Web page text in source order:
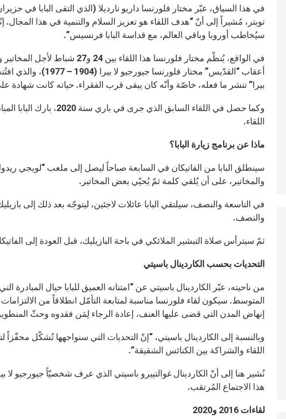
في هذا السياق، عبّر مختار فلورنسا داريو نارديلا (الذي التقى البابا في
تويتر، مُشيراً إلى أنّ “هدف اللقاء هو تعزيز السلام والتنمية في هذا المجال.
سيُخاطب أوروبا وباقي العالم، مع قداسة البابا فرنسيس”.
أعقاب “القدّيس” مختار
بيرا” تنشر ما فعله، خاصّة وأنّه كان يبقى قرب الفقراء. حياته كانت شهادة
وكما حصل في اللقاء السابق
اللقاء.
ماذا عن برنامج زيارة البابا؟
سينطلق البابا من الفاتيكان في السابعة صباحاً ليصل إلى ملعب “لويجي
والمخاتير، على أن يُلقي كلمة ثمّ يُحيّي بعض المخاتير.
في التاسعة والنصف، سيلتقي البابا عائلات لاجئين، ليتوجّه بعد ذلك إلى
والنصف.
ثمّ سيترأس صلاة التبشير الملائكي في باحة البازيليك، قبل العودة إلى الفاتيكان
التحديات بحسب الكاردينال باسيتي
من ناحيته، عبّر الكاردينال باسيتي عن “امتنانه العميق للبابا حيال المبادرة
المتوسط. سيكون لقاء فلورنسا مناسبة لمتابعة التأمّل انطلاقاً من الالتزامات
إنهاض المدن التي قضى عليها العنف، إعادة الرجاء لِمَن فقدوه وحثّ
وبالنسبة إلى الكاردينال باسيتي، “إنّ التحديات التي سنواجهها تُشكّل
اللقاء والشراكة بين الكنائس الشقيقة”.
نُشير هنا إلى أنّ الكاردينال غوالتييرو باسيتي الذي عرف شخصيّاً جيورجيو
هذا الاجتماع المُرتقب.
لقاءات 2016 و2020